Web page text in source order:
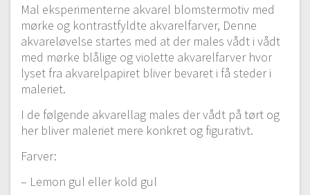
Mal eksperimenterne akvarel blomstermotiv med
mørke og kontrastfyldte akvarelfarver, Denne
akvareløvelse startes med at der males vådt i vådt
med mørke blålige og violette akvarelfarver hvor
lyset fra akvarelpapiret bliver bevaret i få steder i
maleriet.
I de følgende akvarellag males der vådt på tørt og
her bliver maleriet mere konkret og figurativt.
Farver:
– Lemon gul eller kold gul